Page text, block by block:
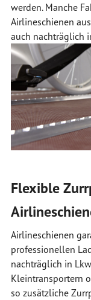
werden. Manche
Airlineschienen
auch nachträglich
Flexible
Airlineschienen
professionellen
nachträglich in
Kleintransportern
so zusätzliche